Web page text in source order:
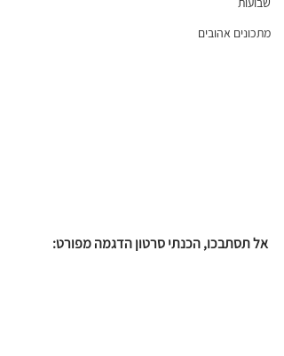
מתכונים אהובים
אל תסתבכו, הכנתי סרטון הדגמה מפורט: